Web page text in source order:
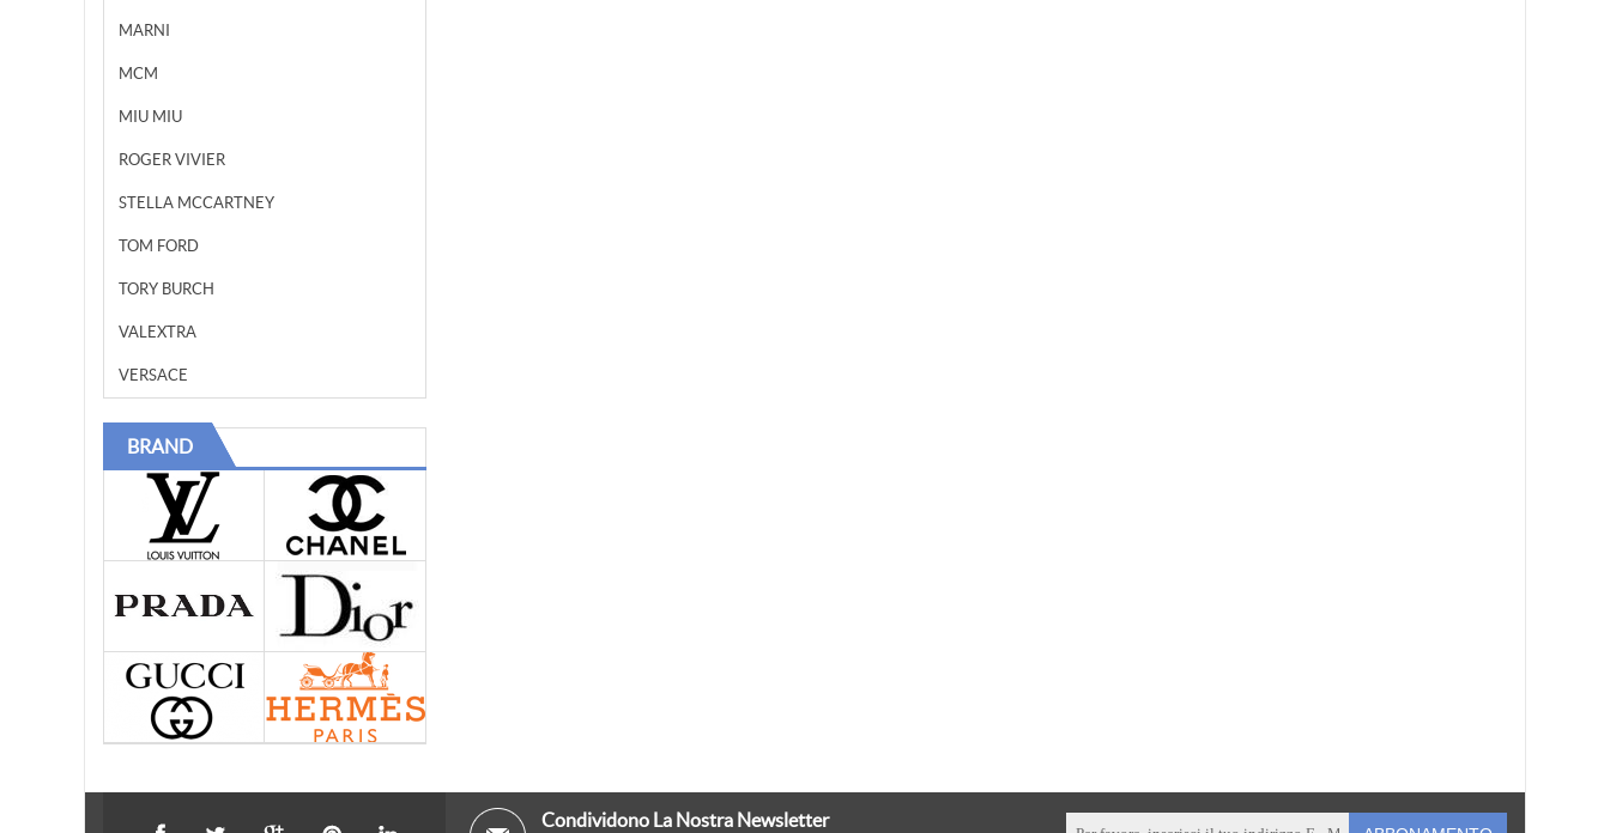
MARNI
MCM
MIU MIU
ROGER VIVIER
STELLA MCCARTNEY
TOM FORD
TORY BURCH
VALEXTRA
VERSACE
BRAND
Condividono La Nostra Newsletter